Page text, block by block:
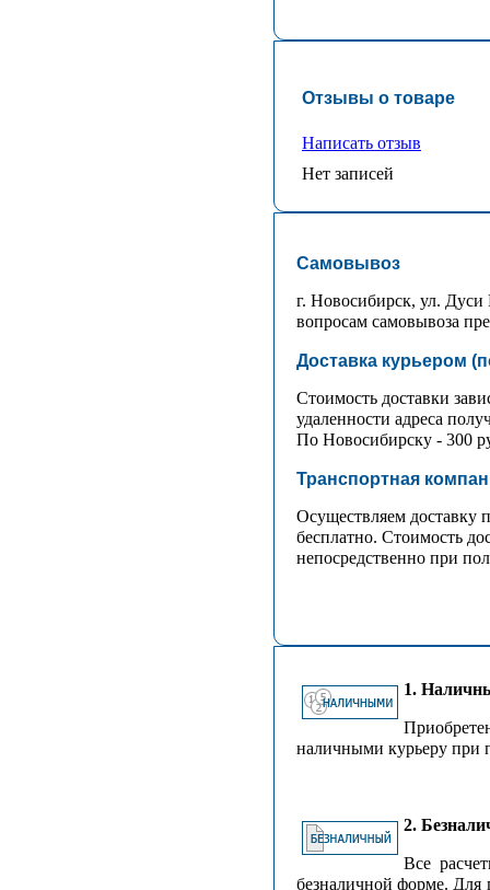
Отзывы о товаре
Написать отзыв
Нет записей
Самовывоз
г. Новосибирск, ул. Дуси
вопросам самовывоза
Доставка курьером
Стоимость доставки
удаленности адреса
По Новосибирску - 300
Транспортная
Осуществляем доставку
бесплатно. Стоимость
непосредственно при
1.
наличными курьеру при
2.
Все
безналичной форме. Для